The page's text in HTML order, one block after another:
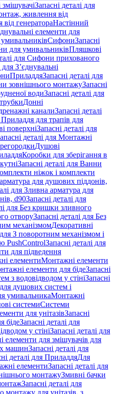
Запасні деталі для
живлення від
генератораНастінний
елементи для
СифониЗапасні
для умивальниківПляшкові
для Сифони прихованого
для З’єднувальні
ПриладдяЗапасні деталі для
зовнішнього монтажуЗапасні
водиЗапасні деталі для
Донні
каналиЗапасні деталі
Приладдя для трапів для
поверхніЗапасні деталі для
деталі для Монтажні
Душові
Коробки для зберігання в
Запасні деталі для Ванни
ніжок і комплекти
для душових піддонів,
для Зливна арматура для
d90Запасні деталі для
для Без кришки зливного
отворуЗапасні деталі для Без
механізмомДекоративні
для З поворотним механізмом і
PushControlЗапасні деталі для
для підведення
елементиМонтажні елементи
елементи для бідеЗапасні
з водовідводом у стініЗапасні
душових систем і
умивальникаМонтажні
системиСистеми
для унітазівЗапасні
бідеЗапасні деталі для
у стініЗапасні деталі для
елементи для змішувачів для
машинЗапасні деталі для
деталі для ПриладдяДля
елементиЗапасні деталі для
монтажуЗмивні бачки
Запасні деталі для
монтажу для унітазів, з